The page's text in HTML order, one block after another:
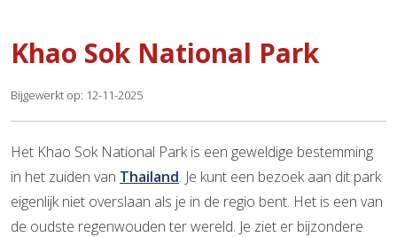
Khao Sok National Park
Bijgewerkt op: 12-11-2025
Het Khao Sok National Park is een geweldige bestemming
in het zuiden van Thailand. Je kunt een bezoek aan dit park
eigenlijk niet overslaan als je in de regio bent. Het is een van
de oudste regenwouden ter wereld. Je ziet er bijzondere